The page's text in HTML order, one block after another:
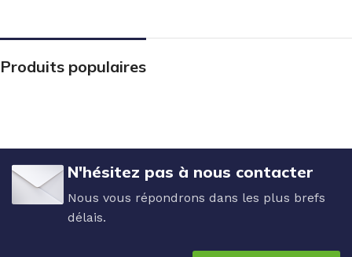
Produits populaires
N'hésitez pas à nous contacter
Nous vous répondrons dans les plus brefs
délais.